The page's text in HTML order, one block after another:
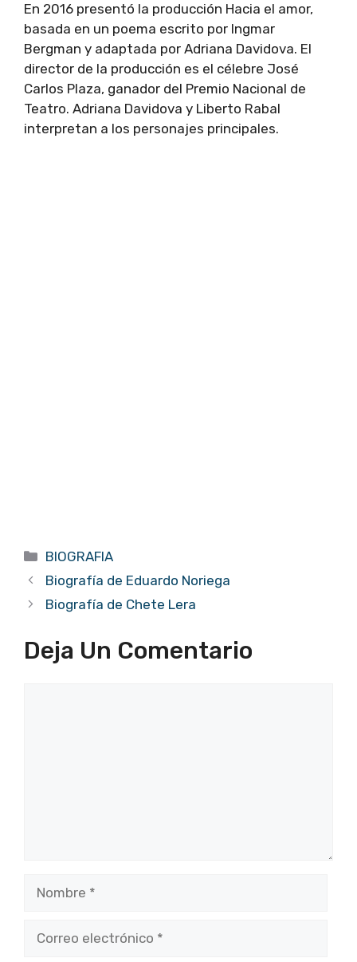
En 2016 presentó la producción Hacia el amor,
basada en un poema escrito por Ingmar
Bergman y adaptada por Adriana Davidova. El
director de la producción es el célebre José
Carlos Plaza, ganador del Premio Nacional de
Teatro. Adriana Davidova y Liberto Rabal
interpretan a los personajes principales.
Categorías
BIOGRAFIA
Biografía de Eduardo Noriega
Biografía de Chete Lera
Deja Un Comentario